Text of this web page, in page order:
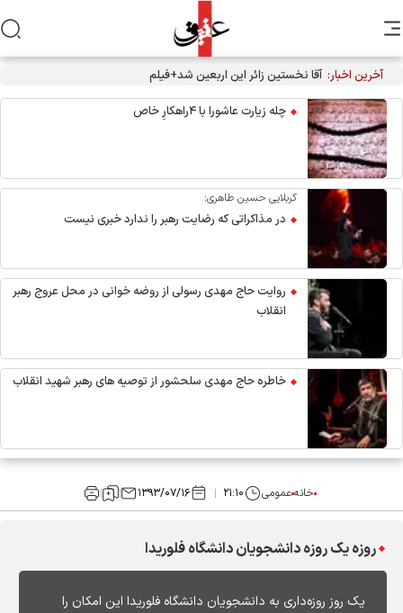
آخرین اخبار: آقا نخستین زائر این اربعین شد+فیلم
چله زیارت عاشورا با ۴راهکارِ خاص
کربلایی حسین طاهری:
در مذاکراتی که رضایت رهبر را ندارد خبری نیست
روایت حاج مهدی رسولی از روضه خوانی در محل عروج رهبر
انقلاب
خاطره حاج مهدی سلحشور از توصیه های رهبر شهید انقلاب
خانهعمومی ۲۱:۱۰ ۱۳۹۳/۰۷/۱۶
روزه‌ یک روزه دانشجویان دانشگاه فلوریدا
یک روز روزه‌داری به دانشجویان دانشگاه فلوریدا این امکان را